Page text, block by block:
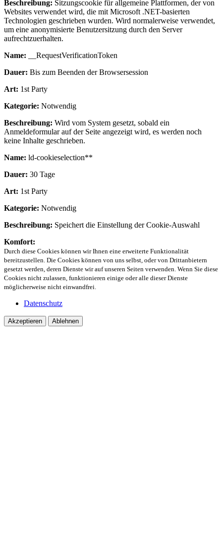
Beschreibung: Sitzungscookie für allgemeine Plattformen, der von
Websites verwendet wird, die mit Microsoft .NET-basierten
Technologien geschrieben wurden. Wird normalerweise verwendet,
um eine anonymisierte Benutzersitzung durch den Server
aufrechtzuerhalten.
Name: __RequestVerificationToken
Dauer: Bis zum Beenden der Browsersession
Art: 1st Party
Kategorie: Notwendig
Beschreibung: Wird vom System gesetzt, sobald ein
Anmeldeformular auf der Seite angezeigt wird, es werden noch
keine Inhalte geschrieben.
Name: ld-cookieselection**
Dauer: 30 Tage
Art: 1st Party
Kategorie: Notwendig
Beschreibung: Speichert die Einstellung der Cookie-Auswahl
Komfort:
Durch diese Cookies können wir Ihnen eine erweiterte Funktionalität
bereitzustellen. Die Cookies können von uns selbst, oder von Drittanbietern
gesetzt werden, deren Dienste wir auf unseren Seiten verwenden. Wenn Sie diese
Cookies nicht zulassen, funktionieren einige oder alle dieser Dienste
möglicherweise nicht einwandfrei.
Datenschutz
Akzeptieren Ablehnen